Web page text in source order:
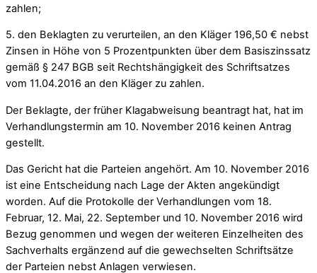
zahlen;
5. den Beklagten zu verurteilen, an den Kläger 196,50 € nebst
Zinsen in Höhe von 5 Prozentpunkten über dem Basiszinssatz
gemäß § 247 BGB seit Rechtshängigkeit des Schriftsatzes
vom 11.04.2016 an den Kläger zu zahlen.
Der Beklagte, der früher Klagabweisung beantragt hat, hat im
Verhandlungstermin am 10. November 2016 keinen Antrag
gestellt.
Das Gericht hat die Parteien angehört. Am 10. November 2016
ist eine Entscheidung nach Lage der Akten angekündigt
worden. Auf die Protokolle der Verhandlungen vom 18.
Februar, 12. Mai, 22. September und 10. November 2016 wird
Bezug genommen und wegen der weiteren Einzelheiten des
Sachverhalts ergänzend auf die gewechselten Schriftsätze
der Parteien nebst Anlagen verwiesen.